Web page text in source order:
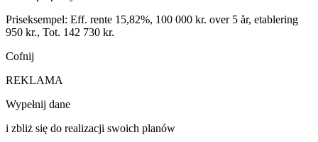
Priseksempel: Eff. rente 15,82%, 100 000 kr. over 5 år, etablering
950 kr., Tot. 142 730 kr.
Cofnij
REKLAMA
Wypełnij dane
i zbliż się do realizacji swoich planów